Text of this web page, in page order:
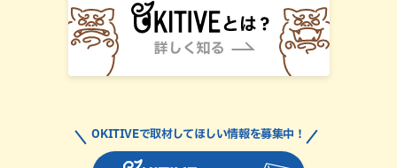
OKITIVEで取材してほしい情報を募集中！